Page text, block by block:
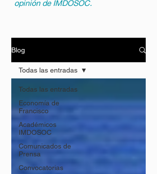
opinión de IMDOSOC.
Blog
Todas las entradas
Economía de
Francisco
Académicos
IMDOSOC
Comunicados de
Prensa
Convocatorias
Todas las entradas